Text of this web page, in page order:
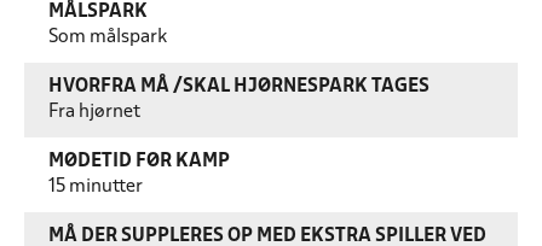
MÅLSPARK
Som målspark
HVORFRA MÅ /SKAL HJØRNESPARK TAGES
Fra hjørnet
MØDETID FØR KAMP
15 minutter
MÅ DER SUPPLERES OP MED EKSTRA SPILLER VED